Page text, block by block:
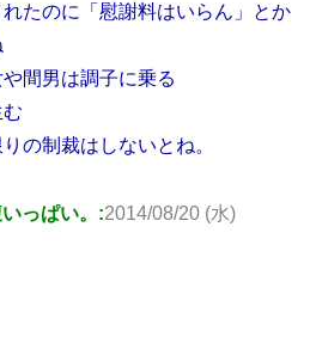
たのに「慰謝料はいらん」とか
間男は調子に乗る
の制裁はしないとね。
っぱい。:2014/08/20 (水)